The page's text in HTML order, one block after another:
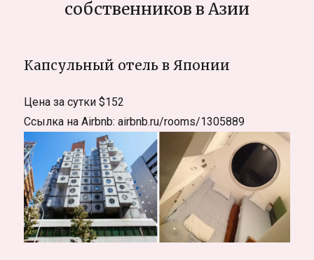
собственников в Азии
Капсульный отель в Японии
Цена за сутки $152
Ссылка на Airbnb: airbnb.ru/rooms/1305889